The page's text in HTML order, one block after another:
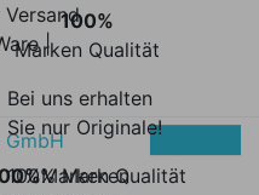
|
Marken Qualität
100%
Marken Qualität
Bei uns erhalten
Sie nur Originale!
100% Marken